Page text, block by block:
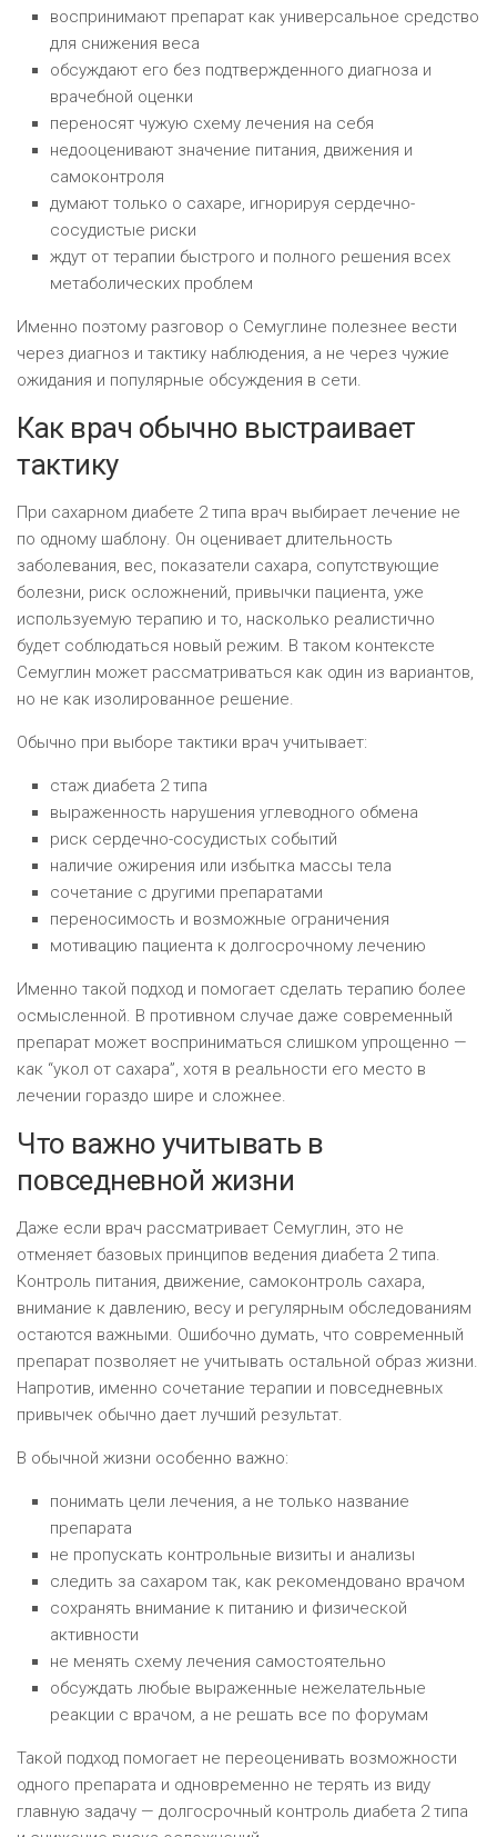
воспринимают препарат как универсальное средство
для снижения веса
обсуждают его без подтвержденного диагноза и
врачебной оценки
переносят чужую схему лечения на себя
недооценивают значение питания, движения и
самоконтроля
думают только о сахаре, игнорируя сердечно-
сосудистые риски
ждут от терапии быстрого и полного решения всех
метаболических проблем
Именно поэтому разговор о Семуглине полезнее вести
через диагноз и тактику наблюдения, а не через чужие
ожидания и популярные обсуждения в сети.
Как врач обычно выстраивает
тактику
При сахарном диабете 2 типа врач выбирает лечение не
по одному шаблону. Он оценивает длительность
заболевания, вес, показатели сахара, сопутствующие
болезни, риск осложнений, привычки пациента, уже
используемую терапию и то, насколько реалистично
будет соблюдаться новый режим. В таком контексте
Семуглин может рассматриваться как один из вариантов,
но не как изолированное решение.
Обычно при выборе тактики врач учитывает:
стаж диабета 2 типа
выраженность нарушения углеводного обмена
риск сердечно-сосудистых событий
наличие ожирения или избытка массы тела
сочетание с другими препаратами
переносимость и возможные ограничения
мотивацию пациента к долгосрочному лечению
Именно такой подход и помогает сделать терапию более
осмысленной. В противном случае даже современный
препарат может восприниматься слишком упрощенно —
как “укол от сахара”, хотя в реальности его место в
лечении гораздо шире и сложнее.
Что важно учитывать в
повседневной жизни
Даже если врач рассматривает Семуглин, это не
отменяет базовых принципов ведения диабета 2 типа.
Контроль питания, движение, самоконтроль сахара,
внимание к давлению, весу и регулярным обследованиям
остаются важными. Ошибочно думать, что современный
препарат позволяет не учитывать остальной образ жизни.
Напротив, именно сочетание терапии и повседневных
привычек обычно дает лучший результат.
В обычной жизни особенно важно:
понимать цели лечения, а не только название
препарата
не пропускать контрольные визиты и анализы
следить за сахаром так, как рекомендовано врачом
сохранять внимание к питанию и физической
активности
не менять схему лечения самостоятельно
обсуждать любые выраженные нежелательные
реакции с врачом, а не решать все по форумам
Такой подход помогает не переоценивать возможности
одного препарата и одновременно не терять из виду
главную задачу — долгосрочный контроль диабета 2 типа